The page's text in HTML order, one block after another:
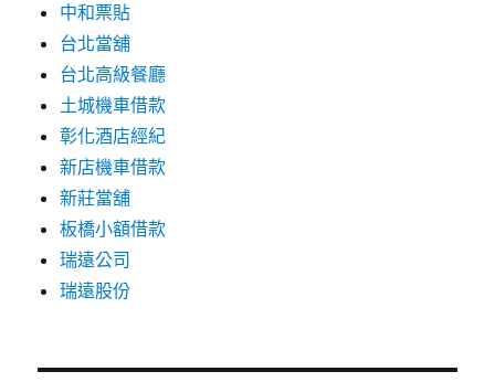
中和票貼
台北當舖
台北高級餐廳
土城機車借款
彰化酒店經紀
新店機車借款
新莊當舖
板橋小額借款
瑞遠公司
瑞遠股份